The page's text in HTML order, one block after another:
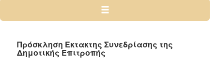
2024
2022
Πρόσκληση Έκτακτης Συνεδρίασης της
Δημοτικής Επιτροπής